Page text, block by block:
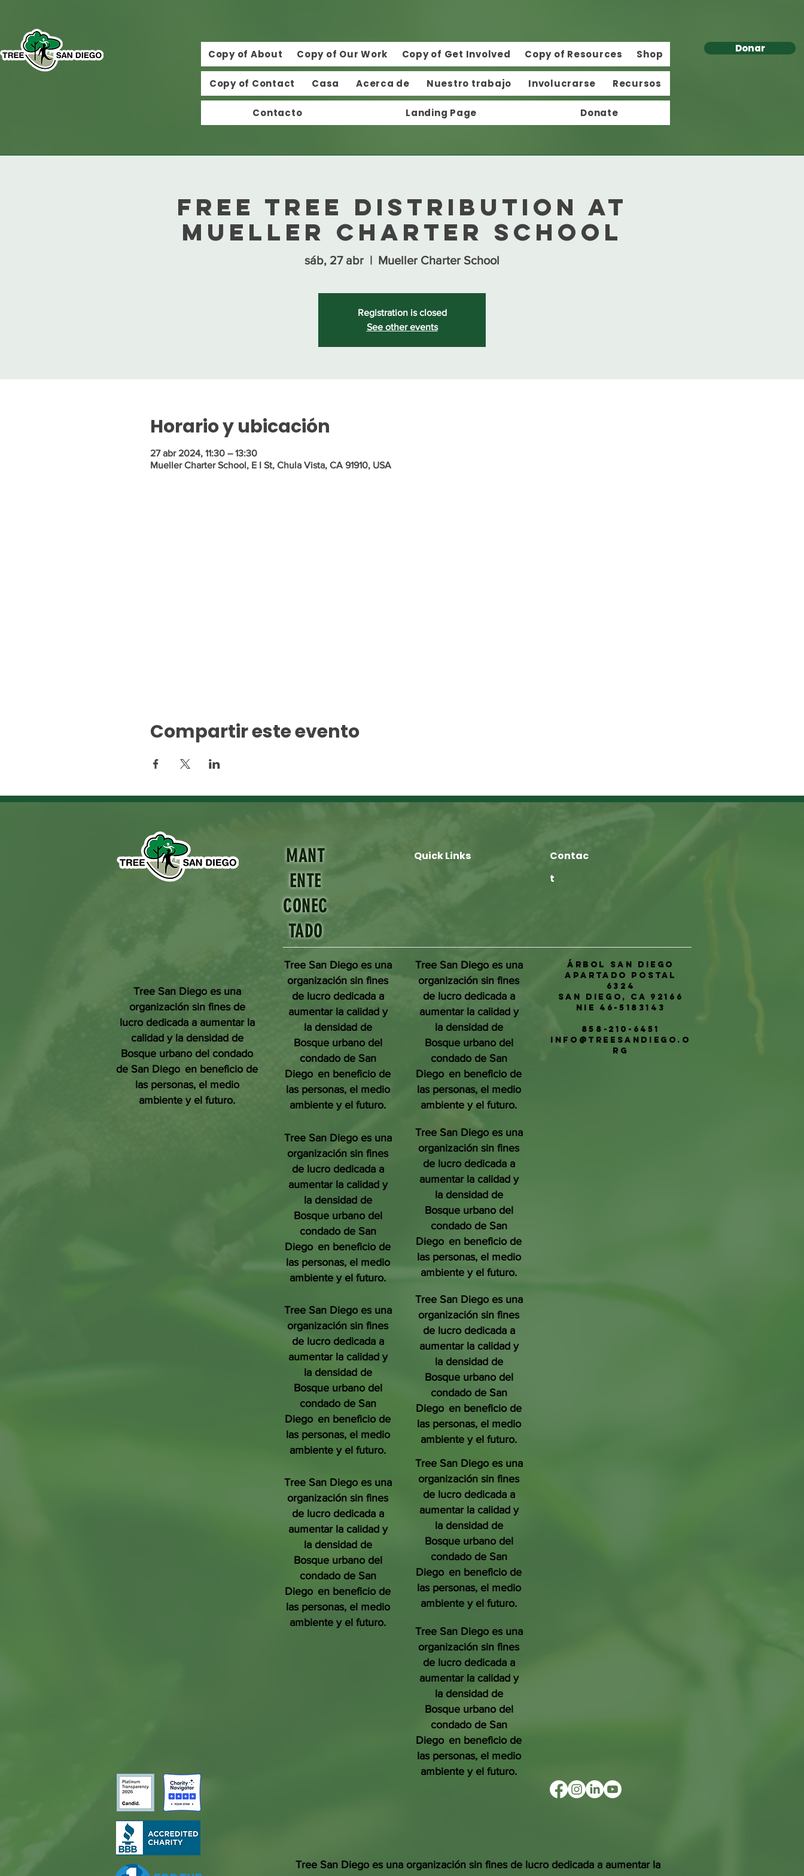
Copy of About Copy of Our Work Copy of Get Involved Copy of Resources Shop
Copy of Contact Casa Acerca de Nuestro trabajo Involucrarse Recursos
Contacto Landing Page Donate
Donar
Free Tree Distribution at
Mueller Charter School
sáb, 27 abr
  |
Mueller Charter School
Registration is closed
See other events
Horario y ubicación
27 abr 2024, 11:30 – 13:30
Mueller Charter School, E I St, Chula Vista, CA 91910, USA
Compartir este evento
Tree San Diego es una
organización sin fines de
lucro dedicada a aumentar la
calidad y la densidad de
Bosque urbano del condado
de San Diego en beneficio de
las personas, el medio
ambiente y el futuro.
MANT
ENTE
CONEC
TADO
Quick Links
Contac
t
Tree San Diego es una
organización sin fines
de lucro dedicada a
aumentar la calidad y
la densidad de
Bosque urbano del
condado de San
Diego en beneficio de
las personas, el medio
ambiente y el futuro.
Tree San Diego es una
organización sin fines
de lucro dedicada a
aumentar la calidad y
la densidad de
Bosque urbano del
condado de San
Diego en beneficio de
las personas, el medio
ambiente y el futuro.
Tree San Diego es una
organización sin fines
de lucro dedicada a
aumentar la calidad y
la densidad de
Bosque urbano del
condado de San
Diego en beneficio de
las personas, el medio
ambiente y el futuro.
Tree San Diego es una
organización sin fines
de lucro dedicada a
aumentar la calidad y
la densidad de
Bosque urbano del
condado de San
Diego en beneficio de
las personas, el medio
ambiente y el futuro.
Tree San Diego es una
organización sin fines
de lucro dedicada a
aumentar la calidad y
la densidad de
Bosque urbano del
condado de San
Diego en beneficio de
las personas, el medio
ambiente y el futuro.
Tree San Diego es una
organización sin fines
de lucro dedicada a
aumentar la calidad y
la densidad de
Bosque urbano del
condado de San
Diego en beneficio de
las personas, el medio
ambiente y el futuro.
Tree San Diego es una
organización sin fines
de lucro dedicada a
aumentar la calidad y
la densidad de
Bosque urbano del
condado de San
Diego en beneficio de
las personas, el medio
ambiente y el futuro.
Tree San Diego es una
organización sin fines
de lucro dedicada a
aumentar la calidad y
la densidad de
Bosque urbano del
condado de San
Diego en beneficio de
las personas, el medio
ambiente y el futuro.
Tree San Diego es una
organización sin fines
de lucro dedicada a
aumentar la calidad y
la densidad de
Bosque urbano del
condado de San
Diego en beneficio de
las personas, el medio
ambiente y el futuro.
Árbol San Diego
Apartado postal
6324
San Diego, CA 92166
NIE 46-5183143
858-210-6451
info@treesandiego.o
rg
Tree San Diego es una organización sin fines de lucro dedicada a aumentar la